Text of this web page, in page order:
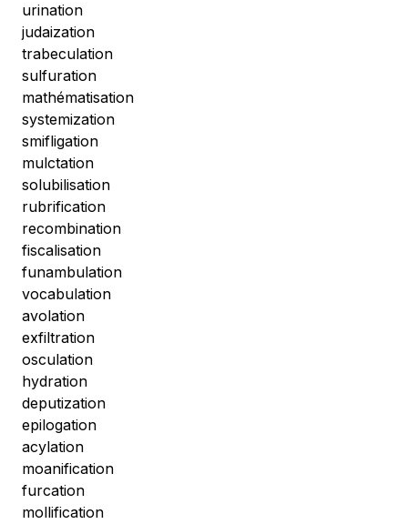
urination
judaization
trabeculation
sulfuration
mathématisation
systemization
smifligation
mulctation
solubilisation
rubrification
recombination
fiscalisation
funambulation
vocabulation
avolation
exfiltration
osculation
hydration
deputization
epilogation
acylation
moanification
furcation
mollification